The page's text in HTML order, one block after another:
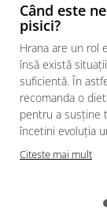
Când este
pisici?
Hrana are un rol
însă există
suficientă. În
recomanda o
pentru a susține
încetini evoluția
Citeste mai mult